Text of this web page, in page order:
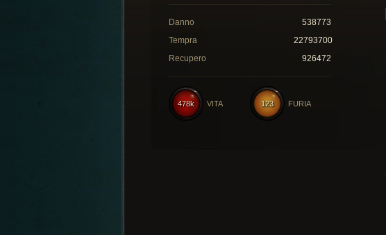
Danno
538773
Tempra
22793700
Recupero
926472
123 FURIA
478k VITA